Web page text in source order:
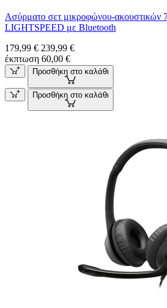
Ασύρματο σετ μικροφώνου-ακουστικών
LIGHTSPEED με Bluetooth
179,99 € 239,99 €
έκπτωση 60,00 €
Προσθήκη στο καλάθι
Προσθήκη στο καλάθι